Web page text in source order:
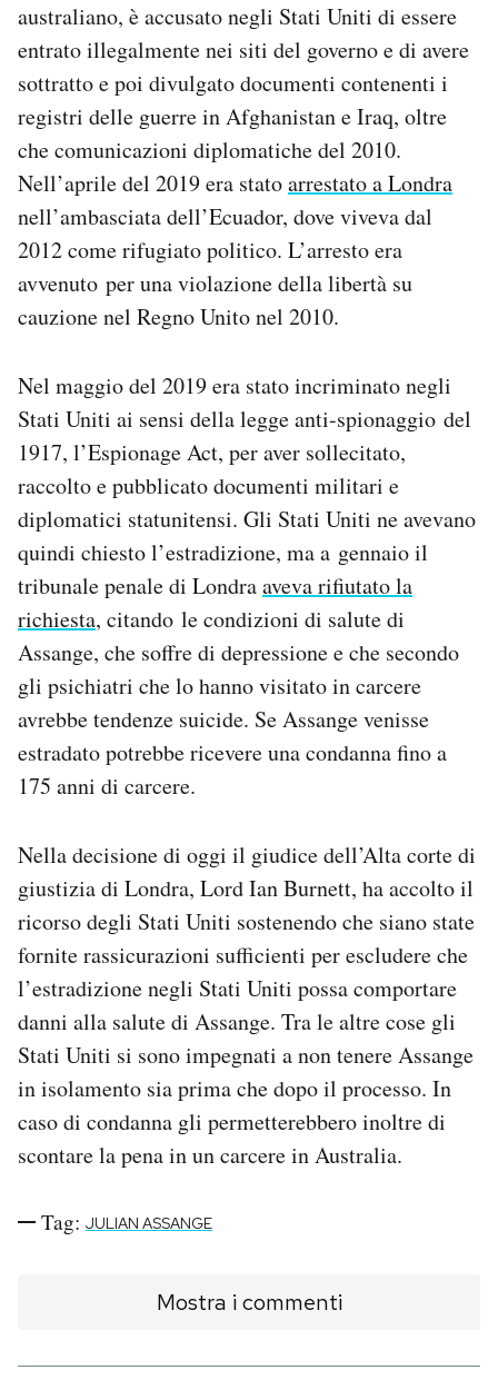
australiano, è accusato negli Stati Uniti di essere
entrato illegalmente nei siti del governo e di avere
sottratto e poi divulgato documenti contenenti i
registri delle guerre in Afghanistan e Iraq, oltre
che comunicazioni diplomatiche del 2010.
Nell’aprile del 2019 era statoarrestato a Londra
nell’ambasciata dell’Ecuador, dove viveva dal
2012 come rifugiato politico. L’arresto era
avvenuto per una violazione della libertà su
cauzione nel Regno Unito nel 2010.
Nel maggio del 2019 era stato incriminato negli
Stati Uniti ai sensi della legge anti-spionaggio del
1917, l’Espionage Act, per aver sollecitato,
raccolto e pubblicato documenti militari e
diplomatici statunitensi. Gli Stati Uniti ne avevano
quindi chiesto l’estradizione, ma a gennaio il
tribunale penale di Londraaveva rifiutato la
richiesta, citando le condizioni di salute di
Assange, che soffre di depressione e che secondo
gli psichiatri che lo hanno visitato in carcere
avrebbe tendenze suicide. Se Assange venisse
estradato potrebbe ricevere una condanna fino a
175 anni di carcere.
Nella decisione di oggi il giudice dell’Alta corte di
giustizia di Londra, Lord Ian Burnett, ha accolto il
ricorso degli Stati Uniti sostenendo che siano state
fornite rassicurazioni sufficienti per escludere che
l’estradizione negli Stati Uniti possa comportare
danni alla salute di Assange. Tra le altre cose gli
Stati Uniti si sono impegnati a non tenere Assange
in isolamento sia prima che dopo il processo. In
caso di condanna gli permetterebbero inoltre di
scontare la pena in un carcere in Australia.
Tag: JULIAN ASSANGE
Mostra i commenti